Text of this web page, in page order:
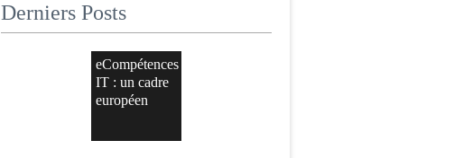
Derniers Posts
eCompétences
IT : un cadre
européen